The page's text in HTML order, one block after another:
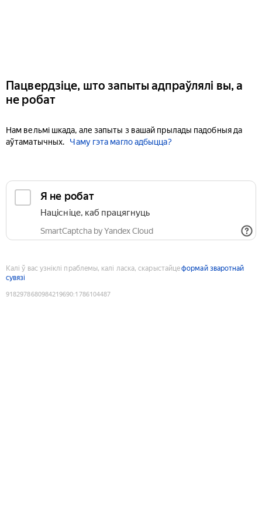
Пацвердзіце, што запыты адпраўлялі вы, а
не робат
Нам вельмі шкада, але запыты з вашай прылады падобныя да
аўтаматычных.
Чаму гэта магло адбыцца?
Я не робат
Націсніце, каб працягнуць
SmartCaptcha by Yandex Cloud
Калі ў вас узніклі праблемы, калі ласка, скарыстайцеформай зваротнай
сувязі
9182978680984219690:1786104487